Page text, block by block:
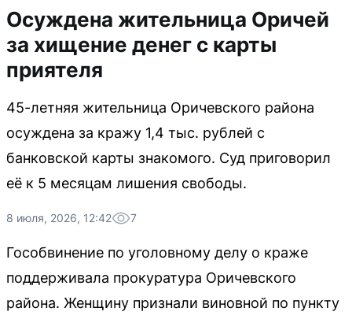
Осуждена жительница Оричей
за хищение денег с карты
приятеля
45-летняя жительница Оричевского района
осуждена за кражу 1,4 тыс. рублей с
банковской карты знакомого. Суд приговорил
её к 5 месяцам лишения свободы.
8 июля, 2026, 12:42 7
Гособвинение по уголовному делу о краже
поддерживала прокуратура Оричевского
района. Женщину признали виновной по пункту